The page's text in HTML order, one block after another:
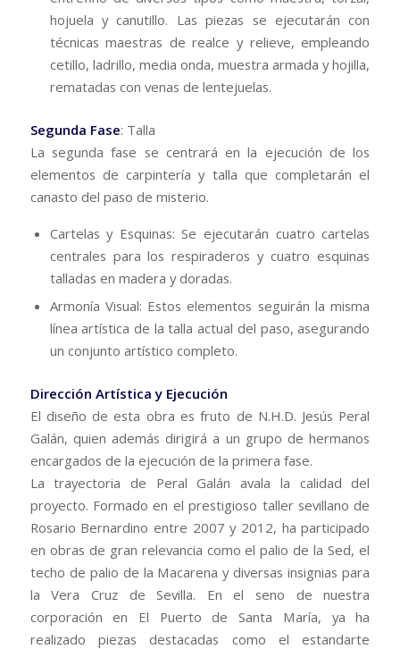
hojuela y canutillo. Las piezas se ejecutarán con
técnicas maestras de realce y relieve, empleando
cetillo, ladrillo, media onda, muestra armada y hojilla,
rematadas con venas de lentejuelas.
Segunda Fase: Talla
​La segunda fase se centrará en la ejecución de los
elementos de carpintería y talla que completarán el
canasto del paso de misterio.
​Cartelas y Esquinas: Se ejecutarán cuatro cartelas
centrales para los respiraderos y cuatro esquinas
talladas en madera y doradas.
​Armonía Visual: Estos elementos seguirán la misma
línea artística de la talla actual del paso, asegurando
un conjunto artístico completo.
Dirección Artística y Ejecución
​El diseño de esta obra es fruto de N.H.D. Jesús Peral
Galán, quien además dirigirá a un grupo de hermanos
encargados de la ejecución de la primera fase.
​La trayectoria de Peral Galán avala la calidad del
proyecto. Formado en el prestigioso taller sevillano de
Rosario Bernardino entre 2007 y 2012, ha participado
en obras de gran relevancia como el palio de la Sed, el
techo de palio de la Macarena y diversas insignias para
la Vera Cruz de Sevilla. En el seno de nuestra
corporación en El Puerto de Santa María, ya ha
realizado piezas destacadas como el estandarte